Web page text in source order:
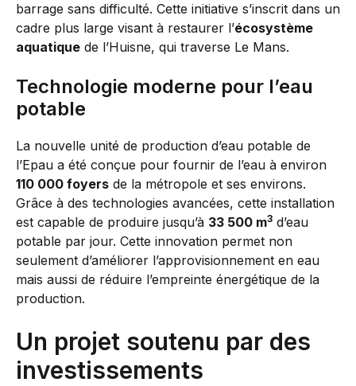
barrage sans difficulté. Cette initiative s’inscrit dans un
cadre plus large visant à restaurer l’écosystème
aquatique de l’Huisne, qui traverse Le Mans.
Technologie moderne pour l’eau
potable
La nouvelle unité de production d’eau potable de
l’Epau a été conçue pour fournir de l’eau à environ
110 000 foyers de la métropole et ses environs.
Grâce à des technologies avancées, cette installation
est capable de produire jusqu’à 33 500 m3 d’eau
potable par jour. Cette innovation permet non
seulement d’améliorer l’approvisionnement en eau
mais aussi de réduire l’empreinte énergétique de la
production.
Un projet soutenu par des
investissements